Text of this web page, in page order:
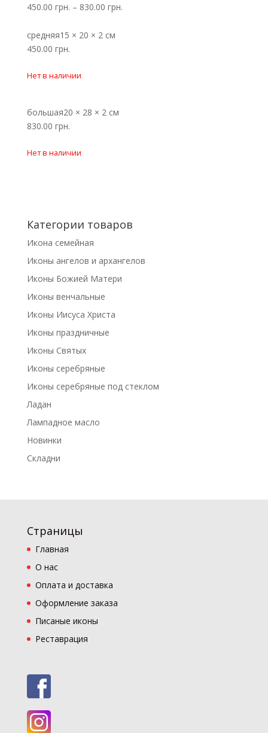
450.00 грн. – 830.00 грн.
средняя15 × 20 × 2 см
450.00 грн.
Нет в наличии
большая20 × 28 × 2 см
830.00 грн.
Нет в наличии
Категории товаров
Икона семейная
Иконы ангелов и архангелов
Иконы Божией Матери
Иконы венчальные
Иконы Иисуса Христа
Иконы праздничные
Иконы Святых
Иконы серебряные
Иконы серебряные под стеклом
Ладан
Лампадное масло
Новинки
Складни
Страницы
Главная
О нас
Оплата и доставка
Оформление заказа
Писаные иконы
Реставрация